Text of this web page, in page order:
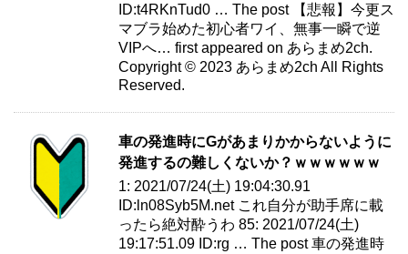
ID:t4RKnTud0 … The post 【悲報】今更ス
マブラ始めた初心者ワイ、無事一瞬で逆
VIPへ… first appeared on あらまめ2ch.
Copyright © 2023 あらまめ2ch All Rights
Reserved.
車の発進時にGがあまりかからないように
発進するの難しくないか？ｗｗｗｗｗｗ
1: 2021/07/24(土) 19:04:30.91
ID:ln08Syb5M.net これ自分が助手席に載
ったら絶対酔うわ 85: 2021/07/24(土)
19:17:51.09 ID:rg … The post 車の発進時